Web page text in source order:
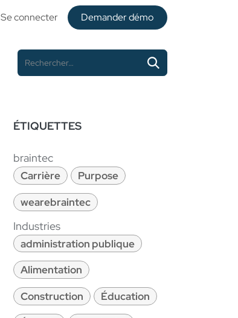
Se connecter De​​mander démo
ÉTIQUETTES
braintec
Carrière
Purpose
wearebraintec
Industries
administration publique
Alimentation
Construction
Éducation